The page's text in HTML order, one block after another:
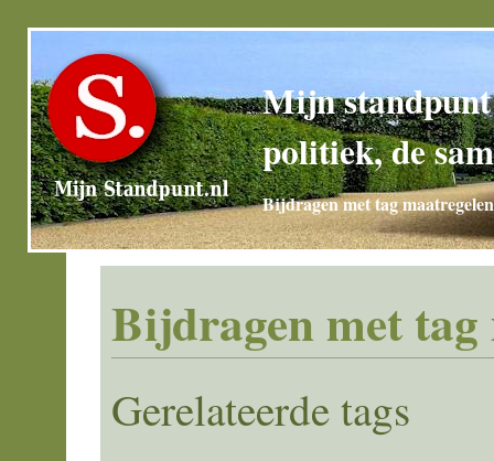
Mijn
politiek, de
Bijdragen met tag maatregelen
Bijdragen met tag
Gerelateerde tags